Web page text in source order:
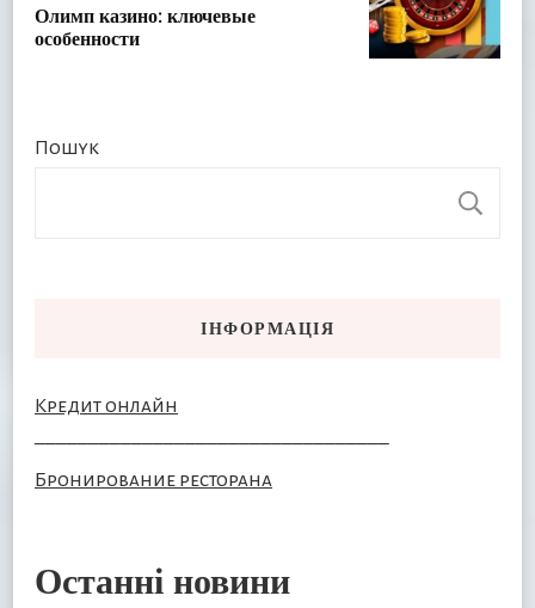
Олимп казино: ключевые
особенности
Пошук
ІНФОРМАЦІЯ
Кредит онлайн
–––––––––––––––––––––––––––––––––
Бронирование ресторана
Останні новини